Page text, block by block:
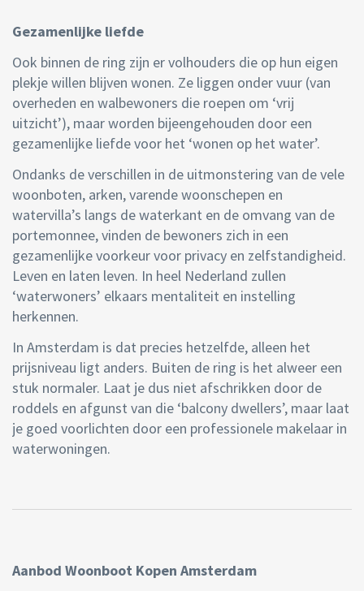
Gezamenlijke liefde
Ook binnen de ring zijn er volhouders die op hun eigen
plekje willen blijven wonen. Ze liggen onder vuur (van
overheden en walbewoners die roepen om ‘vrij
uitzicht’), maar worden bijeengehouden door een
gezamenlijke liefde voor het ‘wonen op het water’.
Ondanks de verschillen in de uitmonstering van de vele
woonboten, arken, varende woonschepen en
watervilla’s langs de waterkant en de omvang van de
portemonnee, vinden de bewoners zich in een
gezamenlijke voorkeur voor privacy en zelfstandigheid.
Leven en laten leven. In heel Nederland zullen
‘waterwoners’ elkaars mentaliteit en instelling
herkennen.
In Amsterdam is dat precies hetzelfde, alleen het
prijsniveau ligt anders. Buiten de ring is het alweer een
stuk normaler. Laat je dus niet afschrikken door de
roddels en afgunst van die ‘balcony dwellers’, maar laat
je goed voorlichten door een professionele makelaar in
waterwoningen.
Aanbod Woonboot Kopen Amsterdam